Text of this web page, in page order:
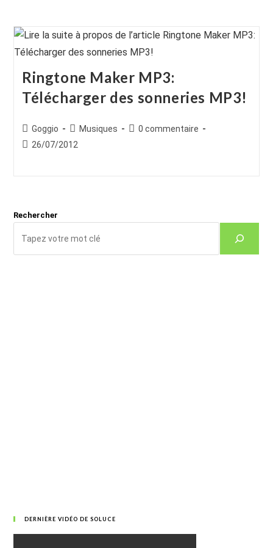
Ringtone Maker MP3:
Télécharger des sonneries MP3!
Auteur/autrice
de
Goggio
Post
category:
Musiques
Commentaires
0 commentaire
Publication
26/07/2012
Rechercher
DERNIÈRE VIDÉO DE SOLUCE